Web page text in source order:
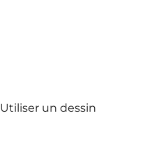
Utiliser un dessin